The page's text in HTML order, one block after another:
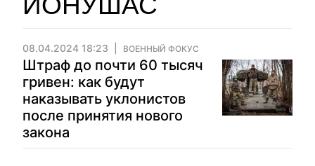
08.04.2024 18:23 ВОЕННЫЙ ФОКУС
Штраф до почти 60 тысяч
гривен: как будут
наказывать уклонистов
после принятия нового
закона